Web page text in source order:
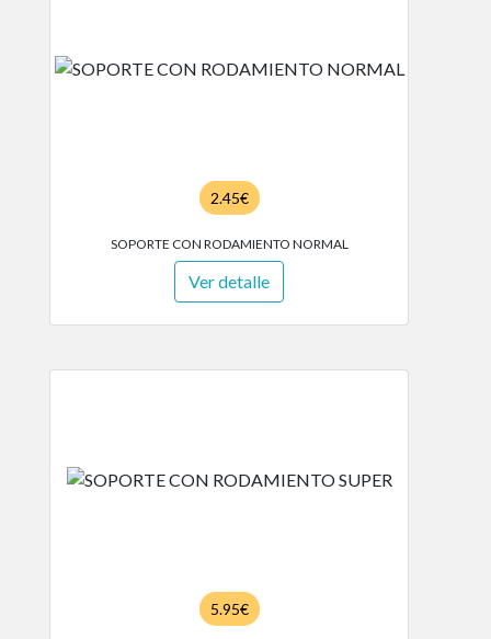
2.45€
SOPORTE CON RODAMIENTO NORMAL
Ver detalle
5.95€